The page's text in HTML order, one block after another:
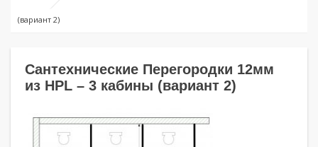
(вариант 2)
Сантехнические Перегородки 12мм
из HPL – 3 кабины (вариант 2)